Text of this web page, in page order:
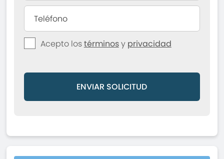
Acepto lostérminosy privacidad
ENVIAR SOLICITUD